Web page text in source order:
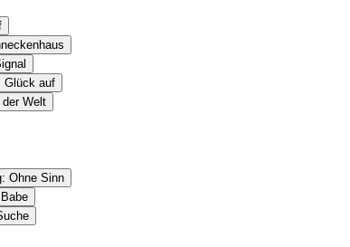
Glück auf
Welt
Ohne Sinn